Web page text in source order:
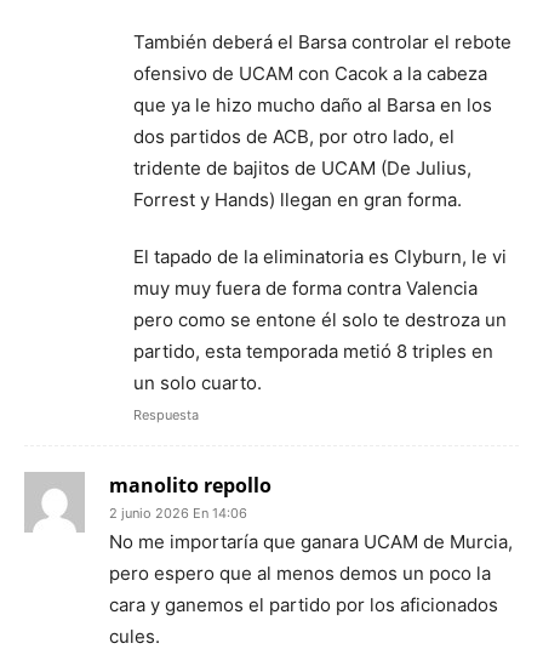
También deberá el Barsa controlar el rebote
ofensivo de UCAM con Cacok a la cabeza
que ya le hizo mucho daño al Barsa en los
dos partidos de ACB, por otro lado, el
tridente de bajitos de UCAM (De Julius,
Forrest y Hands) llegan en gran forma.
El tapado de la eliminatoria es Clyburn, le vi
muy muy fuera de forma contra Valencia
pero como se entone él solo te destroza un
partido, esta temporada metió 8 triples en
un solo cuarto.
Respuesta
manolito repollo
2 junio 2026 En 14:06
No me importaría que ganara UCAM de Murcia,
pero espero que al menos demos un poco la
cara y ganemos el partido por los aficionados
cules.